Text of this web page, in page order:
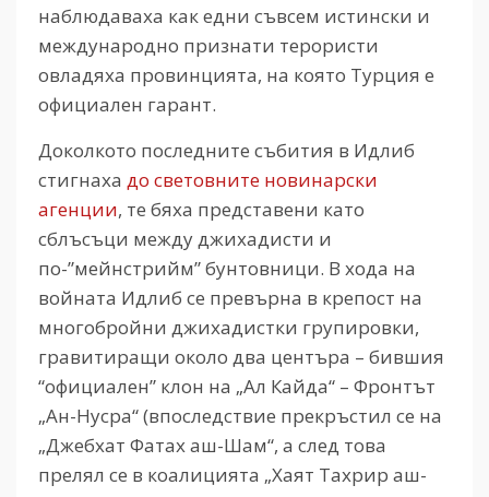
наблюдаваха как едни съвсем истински и
международно признати терористи
овладяха провинцията, на която Турция е
официален гарант.
Доколкото последните събития в Идлиб
стигнаха до световните новинарски
агенции, те бяха представени като
сблъсъци между джихадисти и
по-”мейнстрийм” бунтовници. В хода на
войната Идлиб се превърна в крепост на
многобройни джихадистки групировки,
гравитиращи около два центъра – бившия
“официален” клон на „Ал Кайда“ – Фронтът
„Ан-Нусра“ (впоследствие прекръстил се на
„Джебхат Фатах аш-Шам“, а след това
прелял се в коалицията „Хаят Тахрир аш-